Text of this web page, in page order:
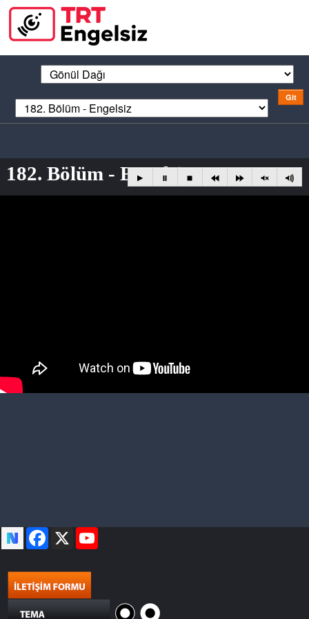
182. Bölüm - Engelsiz
Facebook
X YouTube